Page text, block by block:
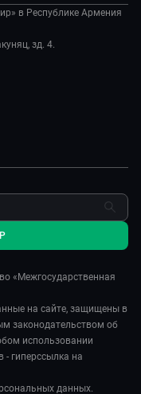
в Республике Армения
зд. 4.
«Межгосударственная
на сайте, защищены в
законодательством об
использовании
гиперссылка на
данных.